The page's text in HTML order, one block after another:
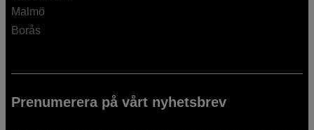
Malmö
Borås
Prenumerera på vårt nyhetsbrev